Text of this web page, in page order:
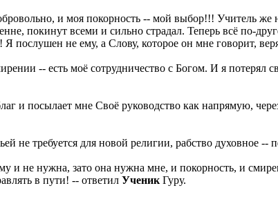
и моя покорность -- мой выбор!!! Учитель
покинут всеми и сильно страдал. Теперь всё по-
послушен не ему, а Слову, которое он мне говорит,
-- есть моё сотрудничество с Богом. И я
и посылает мне Своё руководство как напрямую,
не требуется для новой религии, рабство
и не нужна, зато она нужна мне, и покорность, и
в пути! -- ответил Ученик Гуру.